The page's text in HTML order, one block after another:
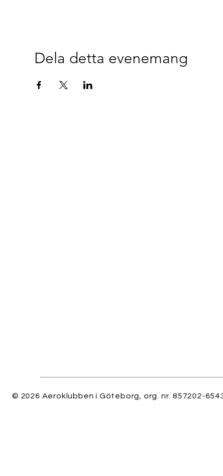
Dela detta evenemang
© 2026 Aeroklubben i Göteborg, org. nr. 857202-